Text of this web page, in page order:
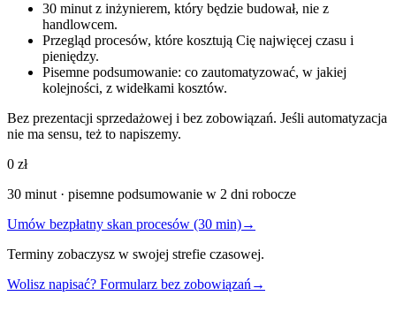
30 minut z inżynierem, który będzie budował, nie z
handlowcem.
Przegląd procesów, które kosztują Cię najwięcej czasu i
pieniędzy.
Pisemne podsumowanie: co zautomatyzować, w jakiej
kolejności, z widełkami kosztów.
Bez prezentacji sprzedażowej i bez zobowiązań. Jeśli automatyzacja
nie ma sensu, też to napiszemy.
0 zł
30 minut · pisemne podsumowanie w 2 dni robocze
Umów bezpłatny skan procesów (30 min)→
Terminy zobaczysz w swojej strefie czasowej.
Wolisz napisać? Formularz bez zobowiązań →